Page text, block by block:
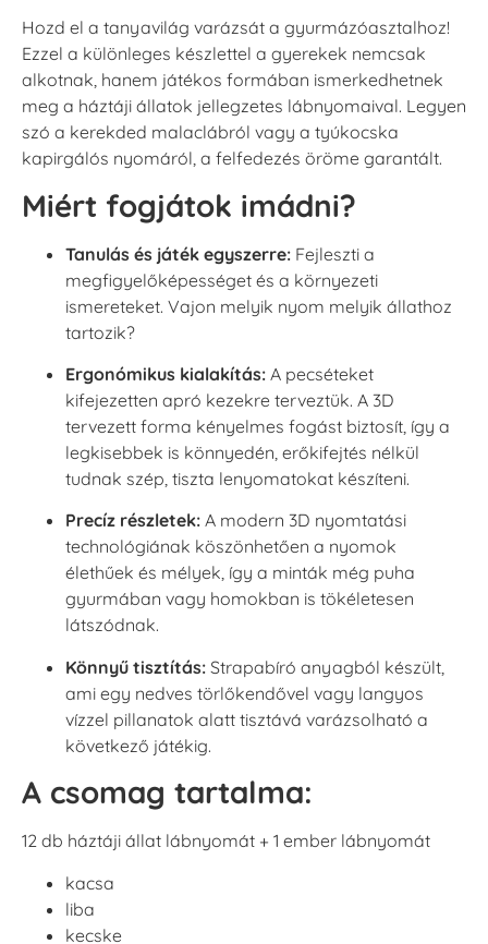
Hozd el a tanyavilág varázsát a gyurmázóasztalhoz!
Ezzel a különleges készlettel a gyerekek nemcsak
alkotnak, hanem játékos formában ismerkedhetnek
meg a háztáji állatok jellegzetes lábnyomaival. Legyen
szó a kerekded malaclábról vagy a tyúkocska
kapirgálós nyomáról, a felfedezés öröme garantált.
Miért fogjátok imádni?
Tanulás és játék egyszerre: Fejleszti a
megfigyelőképességet és a környezeti
ismereteket. Vajon melyik nyom melyik állathoz
tartozik?
Ergonómikus kialakítás: A pecséteket
kifejezetten apró kezekre terveztük. A 3D
tervezett forma kényelmes fogást biztosít, így a
legkisebbek is könnyedén, erőkifejtés nélkül
tudnak szép, tiszta lenyomatokat készíteni.
Precíz részletek: A modern 3D nyomtatási
technológiának köszönhetően a nyomok
élethűek és mélyek, így a minták még puha
gyurmában vagy homokban is tökéletesen
látszódnak.
Könnyű tisztítás: Strapabíró anyagból készült,
ami egy nedves törlőkendővel vagy langyos
vízzel pillanatok alatt tisztává varázsolható a
következő játékig.
A csomag tartalma:
12 db háztáji állat lábnyomát + 1 ember lábnyomát
kacsa
liba
kecske